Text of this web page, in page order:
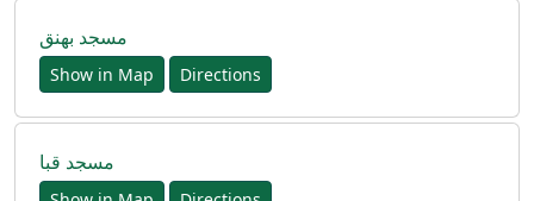
مسجد بهنق
Show in Map Directions
مسجد قبا